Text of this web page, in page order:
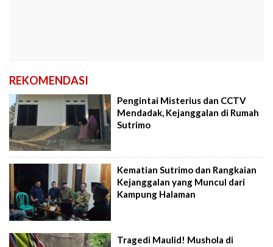
REKOMENDASI
Pengintai Misterius dan CCTV
Mendadak, Kejanggalan di Rumah
Sutrimo
Kematian Sutrimo dan Rangkaian
Kejanggalan yang Muncul dari
Kampung Halaman
Tragedi Maulid! Mushola di